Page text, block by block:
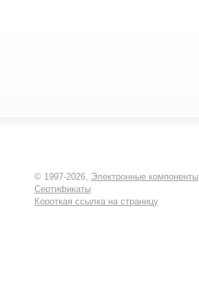
© 1997-2026, Электронные компоненты
Сертификаты
Короткая ссылка на страницу